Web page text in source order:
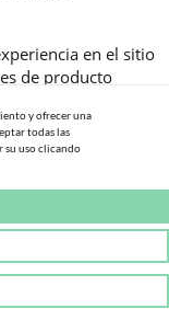
en el sitio
de producto
a mejorar aún
enviarle
web en nuestra
y ofrecer una
todas las
su uso clicando